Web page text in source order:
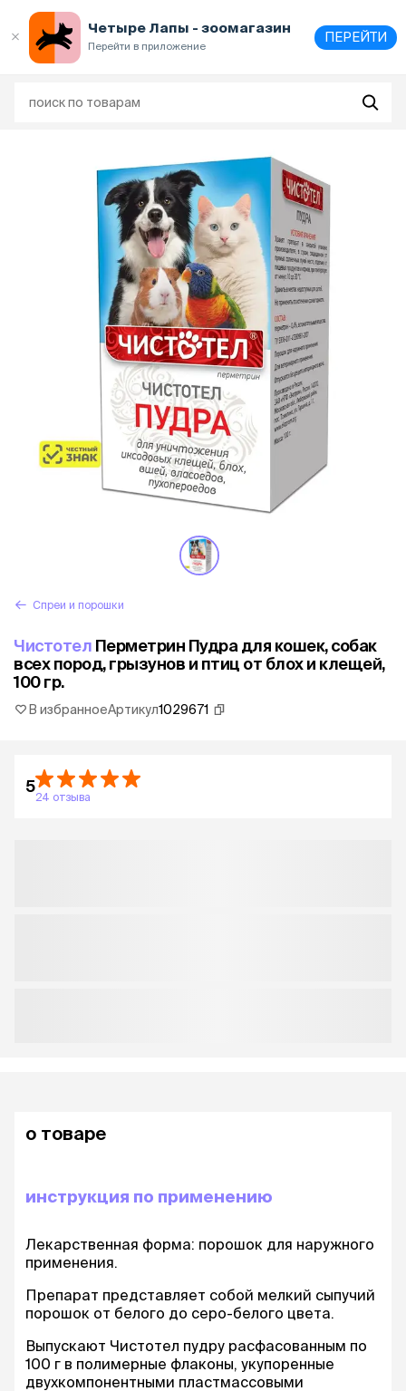
Четыре Лапы - зоомагазин
Перейти в приложение
ПЕРЕЙТИ
Спреи и порошки
Чистотел Перметрин Пудра для кошек, собак
всех пород, грызунов и птиц от блох и клещей,
100 гр.
В избранноеАртикул1029671
5
24 отзыва
о товаре
инструкция по применению
Лекарственная форма: порошок для наружного
применения.
Препарат представляет собой мелкий сыпучий
порошок от белого до серо-белого цвета.
Выпускают Чистотел пудру расфасованным по
100 г в полимерные флаконы, укупоренные
двухкомпонентными пластмассовыми